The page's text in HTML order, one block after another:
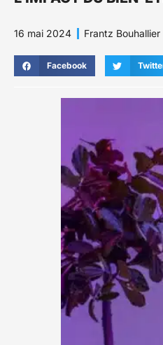
16 mai 2024 Frantz Bouhallier
Facebook